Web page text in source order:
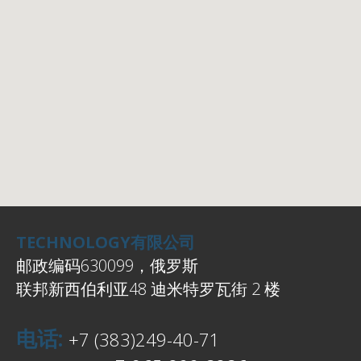
TECHNOLOGY有限公司
邮政编码630099，俄罗斯
联邦新西伯利亚48 迪米特罗瓦街 2 楼
电话: +7 (383)249-40-71